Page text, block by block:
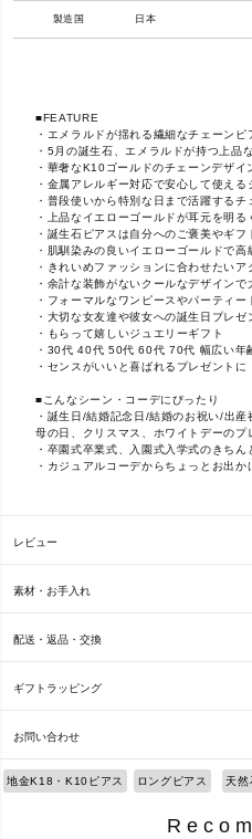
製造国 日本
■FEATURE
・エメラルドが揺れる繊細なチェーン
・5月の誕生石、エメラルドが持つ上品
・華奢なK10ゴールドのチェーンデザイ
・金属アレルギー対応で安心して使える
・普段使いから特別な日まで活躍するチ
・上品なイエローゴールドが耳元を明る
・誕生石ピアスは自分へのご褒美やギフ
・肌馴染みの良いイエローゴールドで高
・きれいめファッションに合わせたいア
・余計な装飾がないクールなデザインで
・フォーマルなワンピースやパーティー
・大切な女友達や彼女への誕生日プレゼ
・もらって嬉しいジュエリーギフト
・30代 40代 50代 60代 70代 幅広い年
・センスがいいと喜ばれるプレゼントに
■こんなシーン・コーデにぴったり
・誕生日/結婚記念日/結婚のお祝い/出産
母の日、クリスマス、ホワイトデーのプ
・卒園式卒業式、入園式入学式のきちん
・カジュアルコーデからちょっとお出
レビュー
素材・お手入れ
配送・返品・交換
ギフトラッピング
お問い合わせ
地金K18・K10ピアス ロングピアス 天然